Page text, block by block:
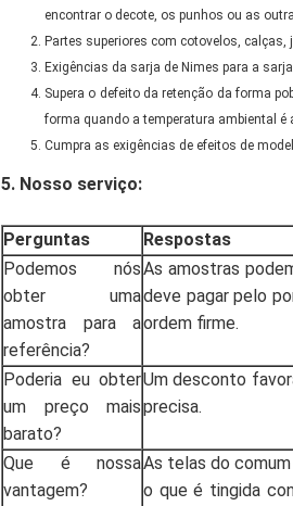
encontrar o decote, os punhos ou as
Partes superiores com cotovelos,
Exigências da sarja de Nimes para a
Supera o defeito da retenção da forma
forma quando a temperatura ambiental
Cumpra as exigências de efeitos de
5. Nosso serviço:
Perguntas
Respostas
Podemos nós
obter uma
amostra para a
referência?
As amostras
deve pagar pelo
ordem firme.
Poderia eu obter
um preço mais
barato?
Um desconto
precisa.
Que é nossa
vantagem?
As telas do
o que é tingida